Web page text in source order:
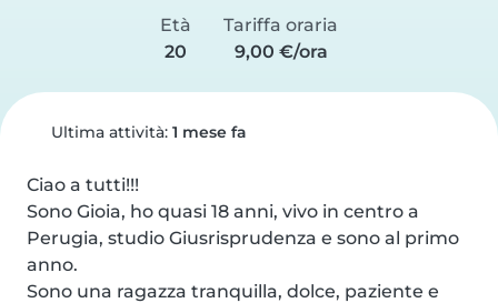
Età
20
Tariffa oraria
9,00 €/ora
Ultima attività: 1 mese fa
Ciao a tutti!!!
Sono Gioia, ho quasi 18 anni, vivo in centro a
Perugia, studio Giusrisprudenza e sono al primo
anno.
Sono una ragazza tranquilla, dolce, paziente e